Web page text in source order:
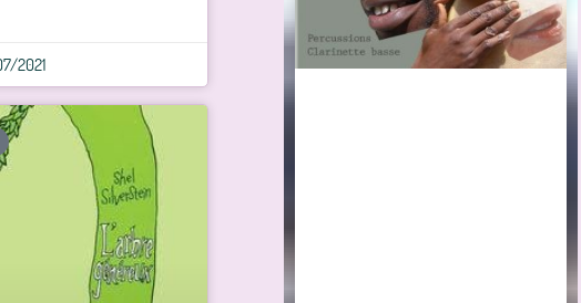
2021